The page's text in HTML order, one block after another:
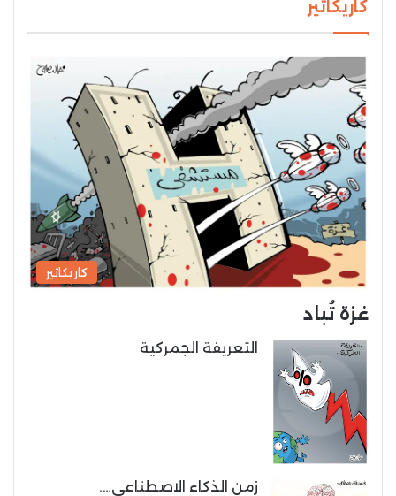
كاريكاتير
كاريكاتير
غزة تُباد
التعريفة الجمركية
زمن الذكاء الاصطناعى….